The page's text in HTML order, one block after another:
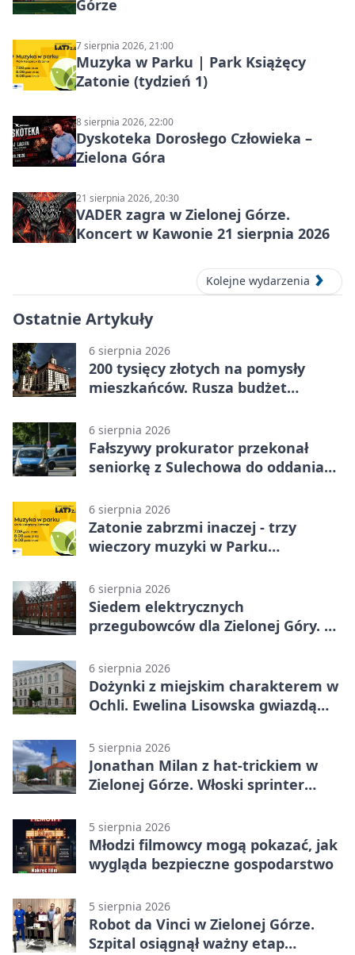
Górze
7 sierpnia 2026, 21:00
Muzyka w Parku | Park Książęcy
Zatonie (tydzień 1)
8 sierpnia 2026, 22:00
Dyskoteka Dorosłego Człowieka –
Zielona Góra
21 sierpnia 2026, 20:30
VADER zagra w Zielonej Górze.
Koncert w Kawonie 21 sierpnia 2026
Kolejne wydarzenia
Ostatnie Artykuły
6 sierpnia 2026
200 tysięcy złotych na pomysły
mieszkańców. Rusza budżet
6 sierpnia 2026
Fałszywy prokurator przekonał
seniorkę z Sulechowa do oddania
6 sierpnia 2026
Zatonie zabrzmi inaczej - trzy
wieczory muzyki w Parku
6 sierpnia 2026
Siedem elektrycznych
przegubowców dla Zielonej Góry. To
6 sierpnia 2026
Dożynki z miejskim charakterem w
Ochli. Ewelina Lisowska gwiazdą
5 sierpnia 2026
Jonathan Milan z hat-trickiem w
Zielonej Górze. Włoski sprinter
5 sierpnia 2026
Młodzi filmowcy mogą pokazać, jak
wygląda bezpieczne gospodarstwo
5 sierpnia 2026
Robot da Vinci w Zielonej Górze.
Szpital osiągnął ważny etap